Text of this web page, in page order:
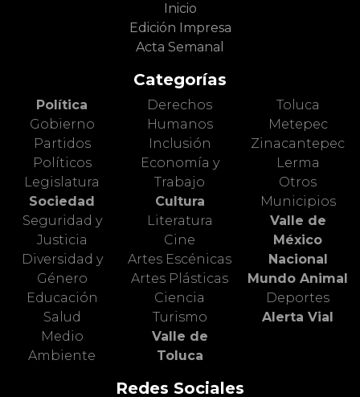
Inicio
Edición Impresa
Acta Semanal
Categorías
Política
Gobierno
Partidos
Políticos
Legislatura
Sociedad
Seguridad y
Justicia
Diversidad y
Género
Educación
Salud
Medio
Ambiente
Derechos
Humanos
Inclusión
Economía y
Trabajo
Cultura
Literatura
Cine
Artes Escénicas
Artes Plásticas
Ciencia
Turismo
Valle de
Toluca
Toluca
Metepec
Zinacantepec
Lerma
Otros
Municipios
Valle de
México
Nacional
Mundo Animal
Deportes
Alerta Vial
Redes Sociales